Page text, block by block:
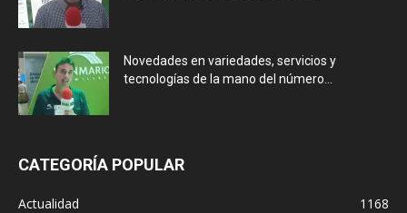
Novedades en variedades, servicios y
tecnologías de la mano del número...
CATEGORÍA POPULAR
Actualidad
1168